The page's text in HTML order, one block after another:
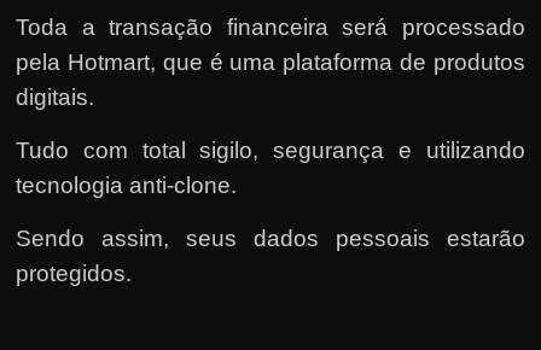
Toda a transação financeira será processado
pela Hotmart, que é uma plataforma de produtos
digitais.
Tudo com total sigilo, segurança e utilizando
tecnologia anti-clone.
Sendo assim, seus dados pessoais estarão
protegidos.